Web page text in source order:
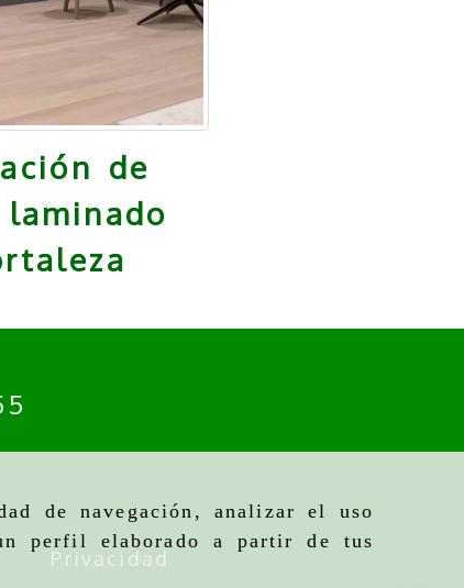
de navegación, analizar el uso
perfil elaborado a partir de tus
de
Privacidad